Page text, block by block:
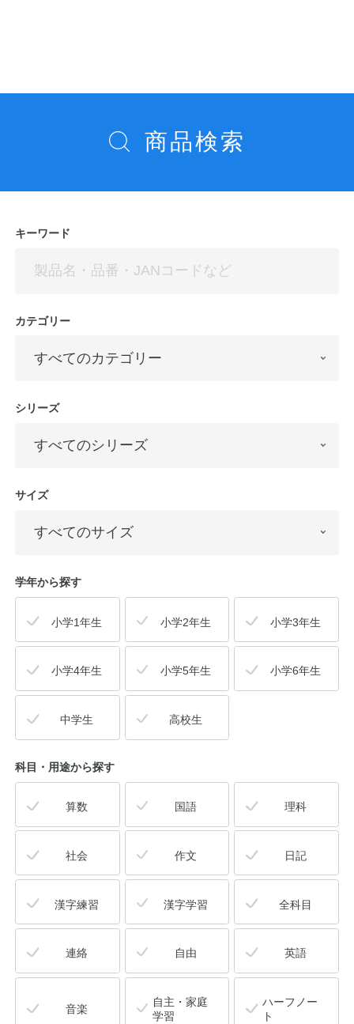
ー
商品検索
キーワード
カテゴリー
シリーズ
サイズ
学年から探す
小学1年生 小学2年生 小学3年生
小学4年生 小学5年生 小学6年生
中学生 高校生
科目・用途から探す
算数 国語 理科
社会 作文 日記
漢字練習 漢字学習 全科目
連絡 自由 英語
音楽
自主・家庭
学習
ハーフノー
ト